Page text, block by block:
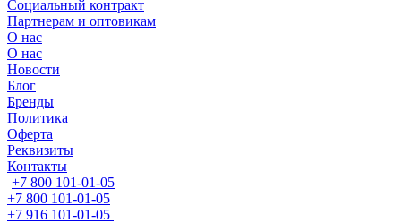
Социальный контракт
Партнерам и оптовикам
О нас
О нас
Новости
Блог
Бренды
Политика
Оферта
Реквизиты
Контакты
+7 800 101-01-05
+7 800 101-01-05
+7 916 101-01-05